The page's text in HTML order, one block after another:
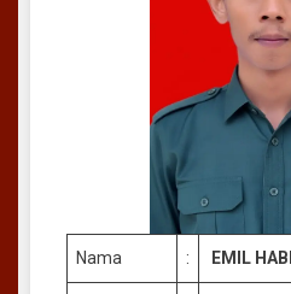
Nama : EMIL